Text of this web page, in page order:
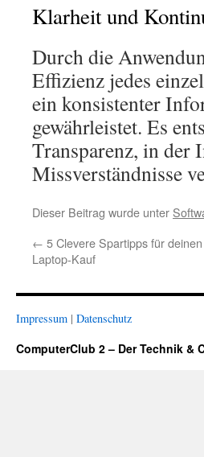
Klarheit und
Durch die
Effizienz jedes
ein konsistenter
gewährleistet. Es
Transparenz, in der
Missverständnisse
Dieser Beitrag wurde unter
← 5 Clevere Spartipps für
Laptop-Kauf
Impressum | Datenschutz
ComputerClub 2 – Der Technik &